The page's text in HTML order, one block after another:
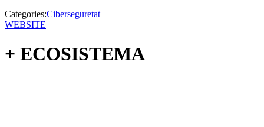
Categories:Ciberseguretat
WEBSITE
+ ECOSISTEMA